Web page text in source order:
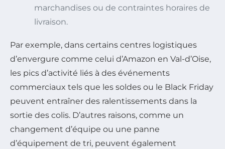
marchandises ou de contraintes horaires de
livraison.
Par exemple, dans certains centres logistiques
d’envergure comme celui d’Amazon en Val-d’Oise,
les pics d’activité liés à des événements
commerciaux tels que les soldes ou le Black Friday
peuvent entraîner des ralentissements dans la
sortie des colis. D’autres raisons, comme un
changement d’équipe ou une panne
d’équipement de tri, peuvent également